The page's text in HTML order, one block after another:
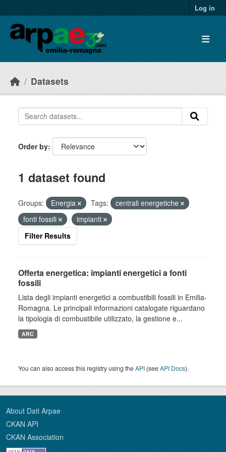
Log in
Datasets
Order by
1 dataset found
Groups: Energia Tags:
centrali energetiche
fonti fossili
impianti
Filter Results
Offerta energetica: impianti energetici a fonti
fossili
Lista degli impianti energetici a combustibili fossili in Emilia-
Romagna. Le principali informazioni catalogate riguardano
la tipologia di combustibile utilizzato, la gestione e...
ARC
You can also access this registry using theAPI (seeAPI Docs).
About Dati Arpae
CKAN API
CKAN Association